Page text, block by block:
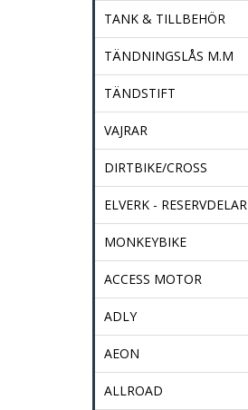
TANK & TILLBEHÖR
TÄNDNINGSLÅS M.M
TÄNDSTIFT
VAJRAR
DIRTBIKE/CROSS
ELVERK - RESERVDELAR
MONKEYBIKE
ACCESS MOTOR
ADLY
AEON
ALLROAD